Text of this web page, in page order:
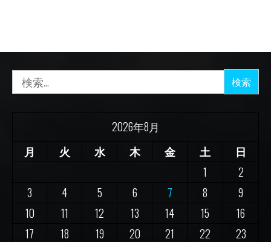
索:
2026年8月
月
火 水 木 金 土
日
1
2
3
4 5 6 7 8
9
10
11 12 13 14 15
16
17
18 19 20 21 22
23